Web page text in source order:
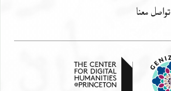
تواصل معنا